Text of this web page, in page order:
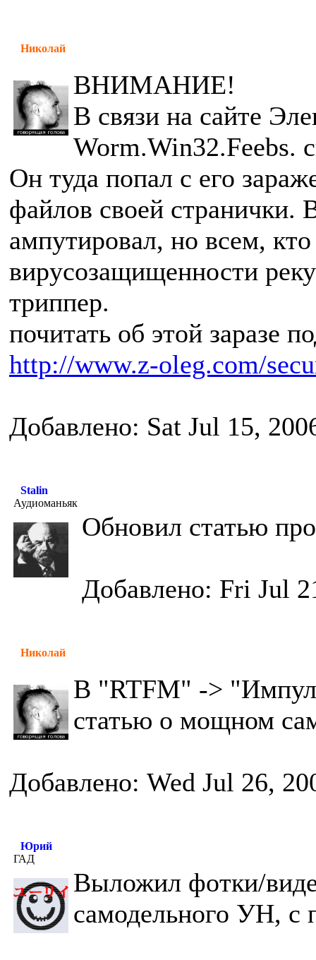
Николай
ВНИМАНИЕ!
В связи на сайте
Worm.Win32.Feebs.
Он туда попал с его
файлов своей странички.
ампутировал, но всем,
вирусозащищенности
триппер.
почитать об этой заразе
http://www.z-oleg.com/
Добавлено: Sat Jul 15,
Stalin
Аудиоманьяк
Обновил статью
Добавлено: Fri Jul
Николай
В "RTFM" ->
статью о мощном
Добавлено: Wed Jul 26,
Юрий
ГАД
Выложил фотки/
самодельного УН, с